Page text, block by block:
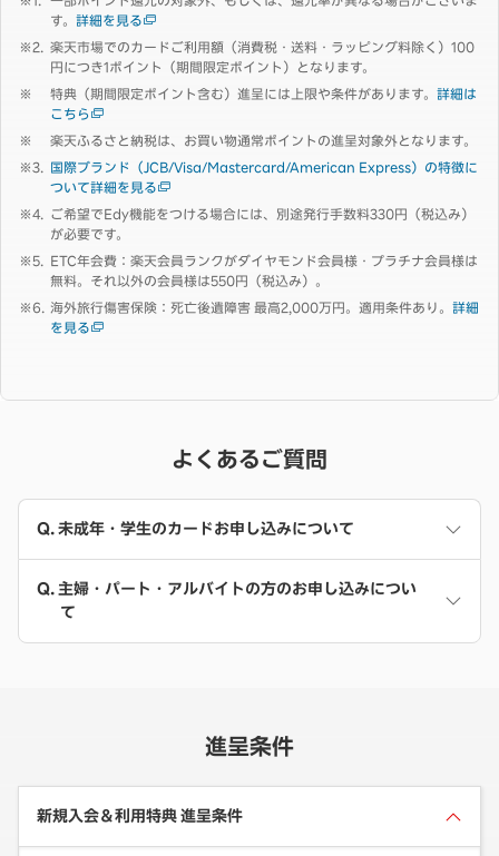
す。 詳細を見る
楽天市場でのカードご利用額（消費税・送料・ラッピング料除く）100
円につき1ポイント（期間限定ポイント）となります。
特典（期間限定ポイント含む）進呈には上限や条件があります。 詳細は
こちら
楽天ふるさと納税は、お買い物通常ポイントの進呈対象外となります。
国際ブランド（JCB/Visa/Mastercard/American Express）の特徴に
ついて詳細を見る
ご希望でEdy機能をつける場合には、別途発行手数料330円（税込み）
が必要です。
ETC年会費：楽天会員ランクがダイヤモンド会員様・プラチナ会員様は
無料。それ以外の会員様は550円（税込み）。
海外旅行傷害保険：死亡後遺障害 最高2,000万円。適用条件あり。 詳細
を見る
よくあるご質問
未成年・学生のカードお申し込みについて
主婦・パート・アルバイトの方のお申し込みについ
て
進呈条件
新規入会＆利用特典 進呈条件